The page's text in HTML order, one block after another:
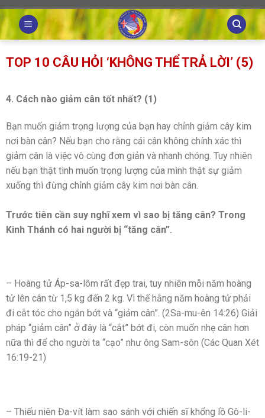
Skip
to
content
TOP 10 CÂU HỎI ‘KHÔNG THỂ TRẢ LỜI’ (5)
4. Cách nào giảm cân tốt nhất? (1)
Bạn muốn giảm trọng lượng của bạn hay chỉnh giảm cây kim
nơi bàn cân? Nếu bạn cho rằng cái cân không chính xác thì
giảm cân là việc vô cùng đơn giản và nhanh chóng. Tuy nhiên
nếu bạn thật tình muốn trọng lượng của mình thật sự giảm
xuống thì đừng chỉnh giảm cây kim nơi bàn cân.
Trước tiên cần suy nghĩ xem vì sao bị tăng cân? Trong
Kinh Thánh có hai người bị “tăng cân”.
– Hoàng tử Áp-sa-lôm rất đẹp trai, tuy nhiên mỗi năm hoàng
tử lên cân từ 1,5 kg đến 2 kg. Vì thế hằng năm hoàng tử phải
đi cắt tóc cho ngắn bớt và “giảm cân”. (2Sa-mu-ên 14:26) Giải
pháp “giảm cân” ở đây là “cắt” bớt đi, còn muốn nhẹ cân hơn
nữa thì để cho người ta “cạo” như ông Sam-sôn (Các Quan Xét
16:19-21)
– Thiếu niên Đa-vít làm sao sánh với chiến sĩ khổng lồ Gô-li-